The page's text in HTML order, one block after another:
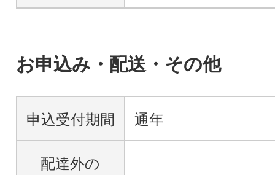
お申込み・配送・その他
申込受付期間 通年
配達外の